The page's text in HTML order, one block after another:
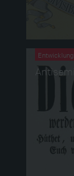
Entwicklung